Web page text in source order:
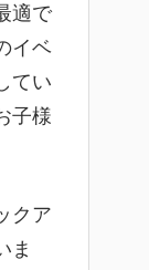
適で
イベ
てい
子様
クア
ま